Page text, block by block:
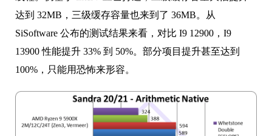
达到 32MB，三级缓存容量也来到了 36MB。从
SiSoftware 公布的测试结果来看，对比 I9 12900，I9
13900 性能提升 33% 到 50%。部分项目提升甚至达到
100%，只能用恐怖来形容。